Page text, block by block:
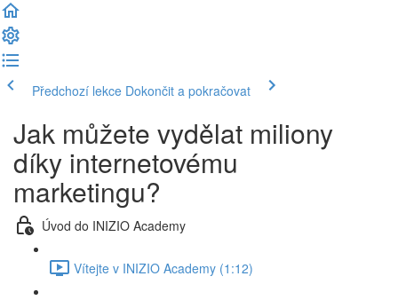
Předchozí lekce Dokončit a pokračovat
Jak můžete vydělat miliony
díky internetovému
marketingu?
Úvod do INIZIO Academy
Vítejte v INIZIO Academy (1:12)